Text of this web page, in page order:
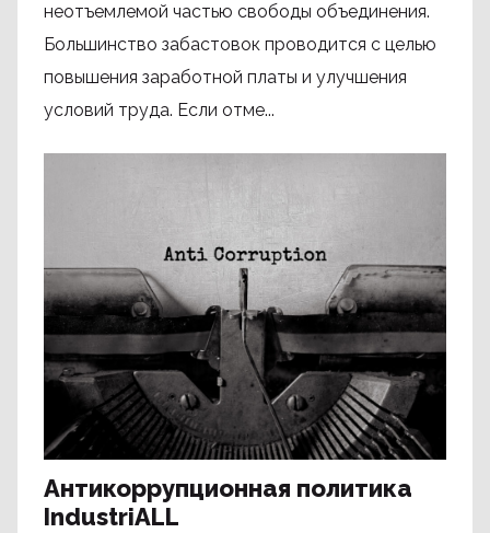
неотъемлемой частью свободы объединения.
Большинство забастовок проводится с целью
повышения заработной платы и улучшения
условий труда. Если отме...
Антикоррупционная политика
IndustriALL